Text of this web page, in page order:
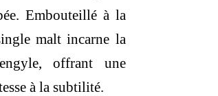
Embouteillé à la
malt incarne la
offrant une
à la subtilité.